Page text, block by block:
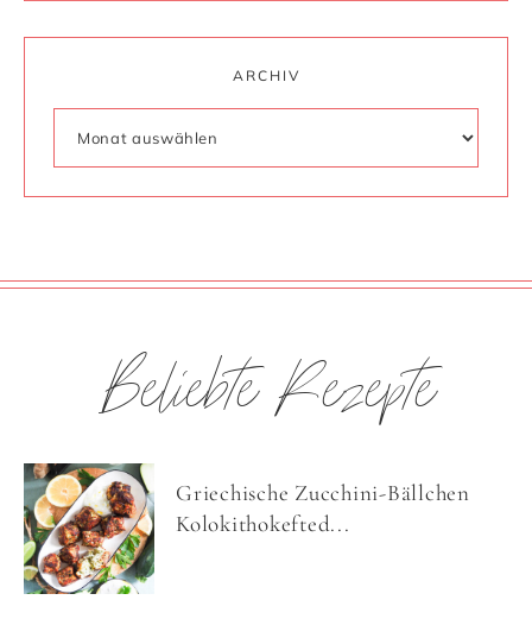
ARCHIV
Beliebte Rezepte
Griechische Zucchini-Bällchen
Kolokithokefted...